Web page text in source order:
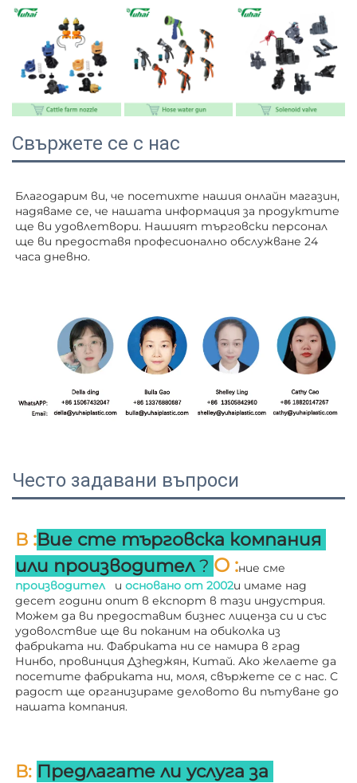
Свържете се с нас
Благодарим ви, че посетихте нашия онлайн магазин,
надяваме се, че нашата информация за продуктите
ще ви удовлетвори. Нашият търговски персонал
ще ви предоставя професионално обслужване 24
часа дневно.
Често задавани въпроси
В :Вие сте търговска компания
или производител ? О :
производител и основано от 2002и имаме над
десет години опит в експорт в тази индустрия.
Можем да ви предоставим бизнес лиценза си и със
удоволствие ще ви поканим на обиколка из
фабриката ни. Фабриката ни се намира в град
Нинбо, провинция Дзheджян, Китай. Ако желаете да
посетите фабриката ни, моля, свържете се с нас. С
радост ще организираме деловото ви пътуване до
нашата компания.
В: Предлагате ли услуга за